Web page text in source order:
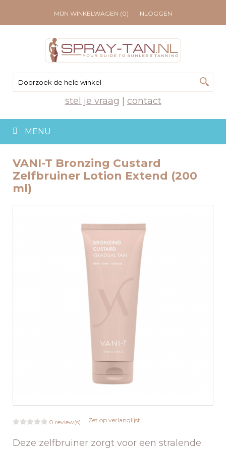
MIJN WINKELWAGEN (0) INLOGGEN
stel je vraag contact
MENU
VANI-T Bronzing Custard
Zelfbruiner Lotion Extend (200
ml)
0 review(s) Zet op verlanglijst
Deze zelfbruiner zorgt voor een stralende